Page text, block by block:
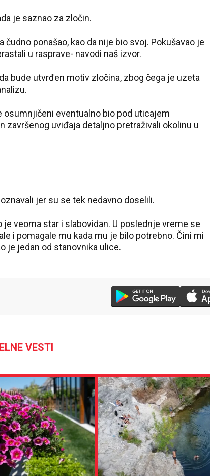
je saznao za zločin.
ponašao, kao da nije bio svoj. Pokušavao je
u rasprave- navodi naš izvor.
bude utvrđen motiv zločina, zbog čega je uzeta
osumnjičeni eventualno bio pod uticajem
uviđaja detaljno pretraživali okolinu u
jer su se tek nedavno doselili.
veoma star i slabovidan. U poslednje vreme se
i pomagale mu kada mu je bilo potrebno. Čini mi
je jedan od stanovnika ulice.
VESTI